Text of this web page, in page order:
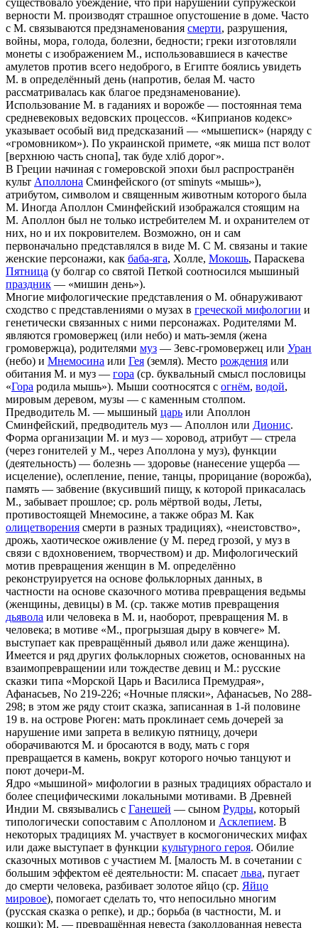
верности М. производят страшное опустошение в доме. Часто
с М. связываются предзнаменования смерти, разрушения,
войны, мора, голода, болезни, бедности; греки изготовляли
монеты с изображением М., использовавшиеся в качестве
амулетов против всего недоброго, в Египте боялись увидеть
М. в определённый день (напротив, белая М. часто
рассматривалась как благое предзнаменование).
Использование М. в гаданиях и ворожбе — постоянная тема
средневековых ведовских процессов. «Киприанов кодекс»
указывает особый вид предсказаний — «мышеписк» (наряду с
«громовником»). По украинской примете, «як миша пст волот
[верхнюю часть снопа], так буде хлiб дорог».
В Греции начиная с гомеровской эпохи был распространён
культ Аполлона Сминфейского (от sminyts «мышь»),
атрибутом, символом и священным животным которого была
М. Иногда Аполлон Сминфейский изображался стоящим на
М. Аполлон был не только истребителем М. и охранителем от
них, но и их покровителем. Возможно, он и сам
первоначально представлялся в виде М. С М. связаны и такие
женские персонажи, как баба-яга, Холле, Мокошь, Параскева
Пятница (у болгар со святой Петкой соотносился мышиный
праздник — «мишин день»).
Многие мифологические представления о М. обнаруживают
сходство с представлениями о музах в греческой мифологии и
генетически связанных с ними персонажах. Родителями М.
являются громовержец (или небо) и мать-земля (жена
громовержца), родителями муз — Зевс-громовержец или Уран
(небо) и Мнемосина или Гея (земля). Место рождения или
обитания М. и муз — гора (ср. буквальный смысл пословицы
«Гора родила мышь»). Мыши соотносятся с огнём, водой,
мировым деревом, музы — с каменным столпом.
Предводитель М. — мышиный царь или Аполлон
Сминфейский, предводитель муз — Аполлон или Дионис.
Форма организации М. и муз — хоровод, атрибут — стрела
(через гонителей у М., через Аполлона у муз), функции
(деятельность) — болезнь — здоровье (нанесение ущерба —
исцеление), ослепление, пение, танцы, прорицание (ворожба),
память — забвение (вкусивший пищу, к которой прикасалась
М., забывает прошлое; ср. роль мёртвой воды, Леты,
противостоящей Мнемосине, а также образ М. Как
олицетворения смерти в разных традициях), «неистовство»,
дрожь, хаотическое оживление (у М. перед грозой, у муз в
связи с вдохновением, творчеством) и др. Мифологический
мотив превращения женщин в М. определённо
реконструируется на основе фольклорных данных, в
частности на основе сказочного мотива превращения ведьмы
(женщины, девицы) в М. (ср. также мотив превращения
дьявола или человека в М. и, наоборот, превращения М. в
человека; в мотиве «М., прогрызшая дыру в ковчеге» М.
выступает как превращённый дьявол или даже женщина).
Имеется и ряд других фольклорных сюжетов, основанных на
взаимопревращении или тождестве девиц и М.: русские
сказки типа «Морской Царь и Василиса Премудрая»,
Афанасьев, No 219-226; «Ночные пляски», Афанасьев, No 288-
298; в этом же ряду стоит сказка, записанная в 1-й половине
19 в. на острове Рюген: мать проклинает семь дочерей за
нарушение ими запрета в великую пятницу, дочери
оборачиваются М. и бросаются в воду, мать с горя
превращается в камень, вокруг которого ночью танцуют и
поют дочери-М.
Ядро «мышиной» мифологии в разных традициях обрастало и
более специфическими локальными мотивами. В Древней
Индии М. связывались с Ганешей — сыном Рудры, который
типологически сопоставим с Аполлоном и Асклепием. В
некоторых традициях М. участвует в космогонических мифах
или даже выступает в функции культурного героя. Обилие
сказочных мотивов с участием М. [малость М. в сочетании с
большим эффектом её деятельности: М. спасает льва, пугает
до смерти человека, разбивает золотое яйцо (ср. Яйцо
мировое), помогает сделать то, что непосильно многим
(русская сказка о репке), и др.; борьба (в частности, М. и
кошки); М. — превращённая невеста (заколдованная невеста